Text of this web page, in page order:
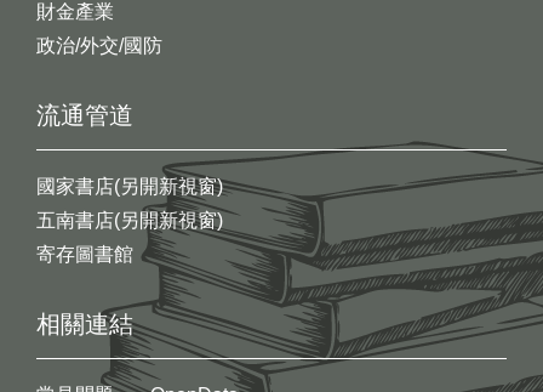
財金產業
政治/外交/國防
流通管道
國家書店(另開新視窗)
五南書店(另開新視窗)
寄存圖書館
相關連結